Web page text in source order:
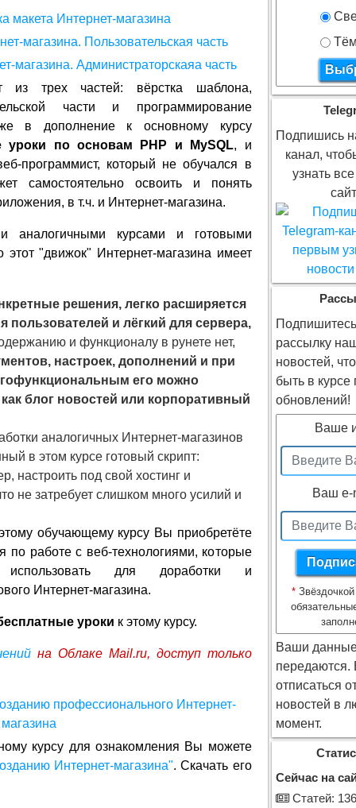
из трех частей: вёрстка шаблона,
части и программирование
в дополнение к основному курсу
уроки по основам PHP и MySQL, и
программист, который не обучался в
самостоятельно освоить и понять
в т.ч. и Интернет-магазина.
аналогичными курсами и готовыми
"движок" Интернет-магазина имеет
решения, легко расширяется
и лёгкий для сервера,
и функционалу в рунете нет,
настроек, дополнений и при
его можно
блог новостей или корпоративный
аналогичных Интернет-магазинов
в этом курсе готовый скрипт:
настроить под свой хостинг и
не затребует слишком много усилий и
обучающему курсу Вы приобретёте
работе с веб-технологиями, которые
для доработки и
Интернет-магазина.
уроки к этому курсу.
на Облаке Mail.ru, доступ только
курсу для ознакомления Вы можете
Интернет-магазина". Скачать его
Подпишись
канал,
узнать
рассылку
новостей,
быть в курсе
обновлений!
Ваше
Ваш e-
*
Ваши
отписаться
новостей в
момент.
Сейчас на
Cтатей: 136